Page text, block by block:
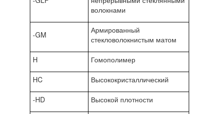
волокнами
-GM
Армированный
стекловолокнистым матом
H Гомополимер
HC Высококристаллический
-HD Высокой плотности